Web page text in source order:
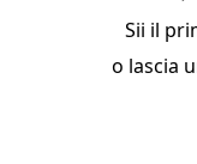
Sii il
o lascia